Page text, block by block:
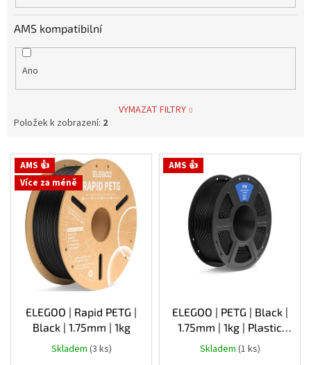
AMS kompatibilní
Ano
VYMAZAT FILTRY
Položek k zobrazení: 2
V AMS 👍
Více za méně
ELEGOO | Rapid PETG |
Black | 1.75mm | 1kg
Skladem (3 ks)
AMS 👍
ELEGOO | PETG | Black |
1.75mm | 1kg | Plastic
Spool
Skladem (1 ks)